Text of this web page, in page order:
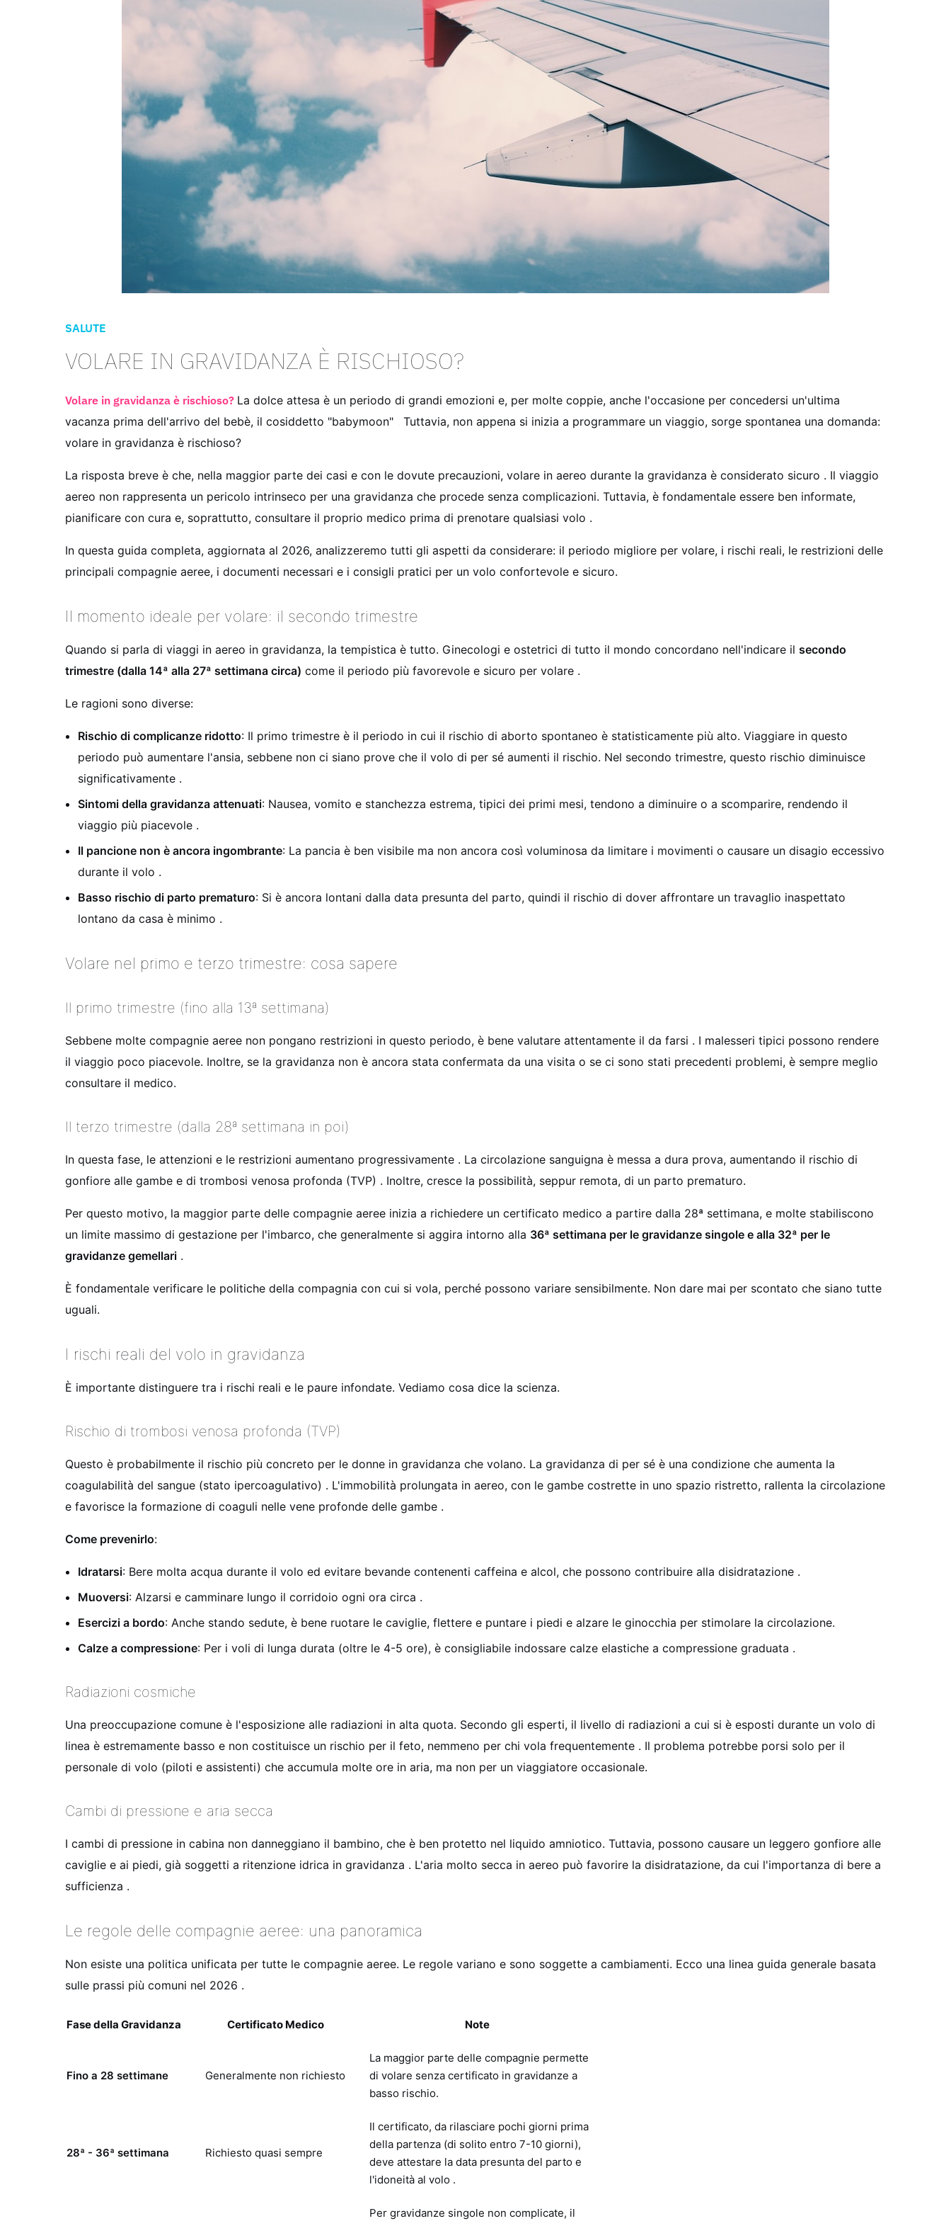
SALUTE
VOLARE IN GRAVIDANZA È RISCHIOSO?
Volare in gravidanza è rischioso? La dolce attesa è un periodo di grandi emozioni e, per molte coppie, anche l'occasione per concedersi un'ultima
vacanza prima dell'arrivo del bebè, il cosiddetto "babymoon"
. Tuttavia, non appena si inizia a programmare un viaggio, sorge spontanea una domanda:
volare in gravidanza è rischioso?
La risposta breve è che, nella maggior parte dei casi e con le dovute precauzioni, volare in aereo durante la gravidanza è considerato sicuro . Il viaggio
aereo non rappresenta un pericolo intrinseco per una gravidanza che procede senza complicazioni. Tuttavia, è fondamentale essere ben informate,
pianificare con cura e, soprattutto, consultare il proprio medico prima di prenotare qualsiasi volo .
In questa guida completa, aggiornata al 2026, analizzeremo tutti gli aspetti da considerare: il periodo migliore per volare, i rischi reali, le restrizioni delle
principali compagnie aeree, i documenti necessari e i consigli pratici per un volo confortevole e sicuro.
Il momento ideale per volare: il secondo trimestre
Quando si parla di viaggi in aereo in gravidanza, la tempistica è tutto. Ginecologi e ostetrici di tutto il mondo concordano nell'indicare il secondo
trimestre (dalla 14ª alla 27ª settimana circa) come il periodo più favorevole e sicuro per volare .
Le ragioni sono diverse:
Rischio di complicanze ridotto: Il primo trimestre è il periodo in cui il rischio di aborto spontaneo è statisticamente più alto. Viaggiare in questo
periodo può aumentare l'ansia, sebbene non ci siano prove che il volo di per sé aumenti il rischio. Nel secondo trimestre, questo rischio diminuisce
significativamente .
Sintomi della gravidanza attenuati: Nausea, vomito e stanchezza estrema, tipici dei primi mesi, tendono a diminuire o a scomparire, rendendo il
viaggio più piacevole .
Il pancione non è ancora ingombrante: La pancia è ben visibile ma non ancora così voluminosa da limitare i movimenti o causare un disagio eccessivo
durante il volo .
Basso rischio di parto prematuro: Si è ancora lontani dalla data presunta del parto, quindi il rischio di dover affrontare un travaglio inaspettato
lontano da casa è minimo .
Volare nel primo e terzo trimestre: cosa sapere
Il primo trimestre (fino alla 13ª settimana)
Sebbene molte compagnie aeree non pongano restrizioni in questo periodo, è bene valutare attentamente il da farsi . I malesseri tipici possono rendere
il viaggio poco piacevole. Inoltre, se la gravidanza non è ancora stata confermata da una visita o se ci sono stati precedenti problemi, è sempre meglio
consultare il medico.
Il terzo trimestre (dalla 28ª settimana in poi)
In questa fase, le attenzioni e le restrizioni aumentano progressivamente . La circolazione sanguigna è messa a dura prova, aumentando il rischio di
gonfiore alle gambe e di trombosi venosa profonda (TVP) . Inoltre, cresce la possibilità, seppur remota, di un parto prematuro.
Per questo motivo, la maggior parte delle compagnie aeree inizia a richiedere un certificato medico a partire dalla 28ª settimana, e molte stabiliscono
un limite massimo di gestazione per l'imbarco, che generalmente si aggira intorno alla 36ª settimana per le gravidanze singole e alla 32ª per le
gravidanze gemellari .
È fondamentale verificare le politiche della compagnia con cui si vola, perché possono variare sensibilmente. Non dare mai per scontato che siano tutte
uguali.
I rischi reali del volo in gravidanza
È importante distinguere tra i rischi reali e le paure infondate. Vediamo cosa dice la scienza.
Rischio di trombosi venosa profonda (TVP)
Questo è probabilmente il rischio più concreto per le donne in gravidanza che volano. La gravidanza di per sé è una condizione che aumenta la
coagulabilità del sangue (stato ipercoagulativo) . L'immobilità prolungata in aereo, con le gambe costrette in uno spazio ristretto, rallenta la circolazione
e favorisce la formazione di coaguli nelle vene profonde delle gambe .
Come prevenirlo:
Idratarsi: Bere molta acqua durante il volo ed evitare bevande contenenti caffeina e alcol, che possono contribuire alla disidratazione .
Muoversi: Alzarsi e camminare lungo il corridoio ogni ora circa .
Esercizi a bordo: Anche stando sedute, è bene ruotare le caviglie, flettere e puntare i piedi e alzare le ginocchia per stimolare la circolazione.
Calze a compressione: Per i voli di lunga durata (oltre le 4-5 ore), è consigliabile indossare calze elastiche a compressione graduata .
Radiazioni cosmiche
Una preoccupazione comune è l'esposizione alle radiazioni in alta quota. Secondo gli esperti, il livello di radiazioni a cui si è esposti durante un volo di
linea è estremamente basso e non costituisce un rischio per il feto, nemmeno per chi vola frequentemente . Il problema potrebbe porsi solo per il
personale di volo (piloti e assistenti) che accumula molte ore in aria, ma non per un viaggiatore occasionale.
Cambi di pressione e aria secca
I cambi di pressione in cabina non danneggiano il bambino, che è ben protetto nel liquido amniotico. Tuttavia, possono causare un leggero gonfiore alle
caviglie e ai piedi, già soggetti a ritenzione idrica in gravidanza . L'aria molto secca in aereo può favorire la disidratazione, da cui l'importanza di bere a
sufficienza .
Le regole delle compagnie aeree: una panoramica
Non esiste una politica unificata per tutte le compagnie aeree. Le regole variano e sono soggette a cambiamenti. Ecco una linea guida generale basata
sulle prassi più comuni nel 2026 .
Fase della Gravidanza Certificato Medico Note
Fino a 28 settimane Generalmente non richiesto
La maggior parte delle compagnie permette
di volare senza certificato in gravidanze a
basso rischio.
28ª - 36ª settimana Richiesto quasi sempre
Il certificato, da rilasciare pochi giorni prima
della partenza (di solito entro 7-10 giorni),
deve attestare la data presunta del parto e
l'idoneità al volo .
Per gravidanze singole non complicate, il